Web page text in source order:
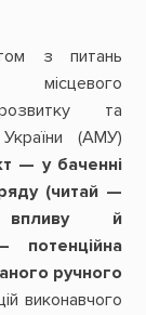
з питань
місцевого
та
(АМУ)
— у баченні
(читай —
впливу й
потенційна
ручного
виконавчого